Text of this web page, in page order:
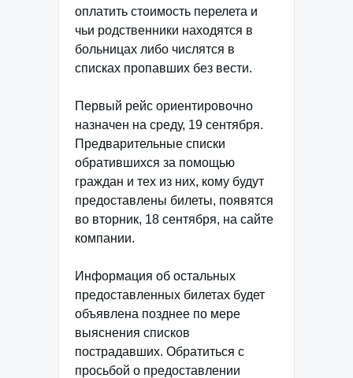
оплатить стоимость перелета и
чьи родственники находятся в
больницах либо числятся в
списках пропавших без вести.
Первый рейс ориентировочно
назначен на среду, 19 сентября.
Предварительные списки
обратившихся за помощью
граждан и тех из них, кому будут
предоставлены билеты, появятся
во вторник, 18 сентября, на сайте
компании.
Информация об остальных
предоставленных билетах будет
объявлена позднее по мере
выяснения списков
пострадавших. Обратиться с
просьбой о предоставлении